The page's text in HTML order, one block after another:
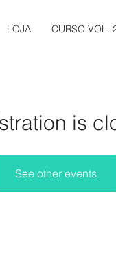
LOJA CURSO VOL.
is
See other events